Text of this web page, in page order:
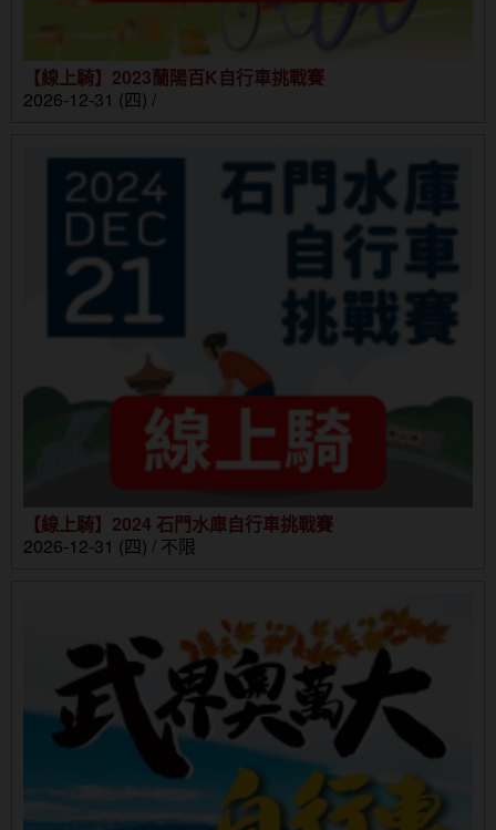
【線上騎】2023蘭陽百K自行車挑戰賽
2026-12-31 (四) /
【線上騎】2024 石門水庫自行車挑戰賽
2026-12-31 (四) / 不限